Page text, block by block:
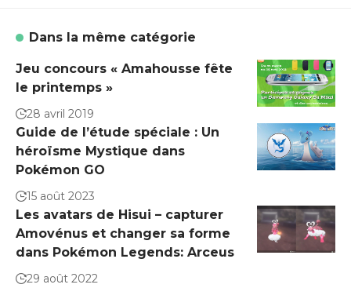
Dans la même catégorie
Jeu concours « Amahousse fête
le printemps »
28 avril 2019
Guide de l’étude spéciale : Un
héroïsme Mystique dans
Pokémon GO
15 août 2023
Les avatars de Hisui – capturer
Amovénus et changer sa forme
dans Pokémon Legends: Arceus
29 août 2022